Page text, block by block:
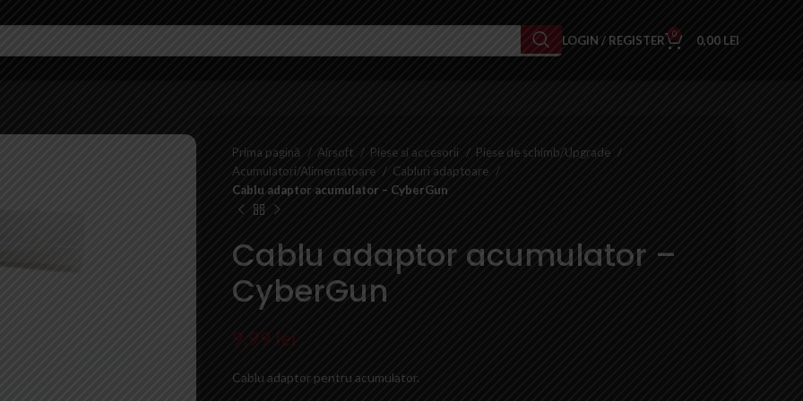
LOGIN / REGISTER 0 0,00 LEI
Prima pagină Airsoft Piese si accesorii
Piese de schimb/Upgrade
Acumulatori/Alimentatoare
Cabluri adaptoare
Cablu adaptor acumulator – CyberGun
Cablu adaptor acumulator –
CyberGun
9,99 lei
Cablu adaptor pentru acumulator.